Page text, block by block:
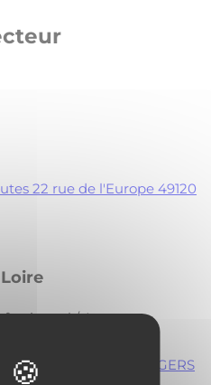
22 rue de l'Europe 49120
/ Amont
CS 30445 49004 ANGERS